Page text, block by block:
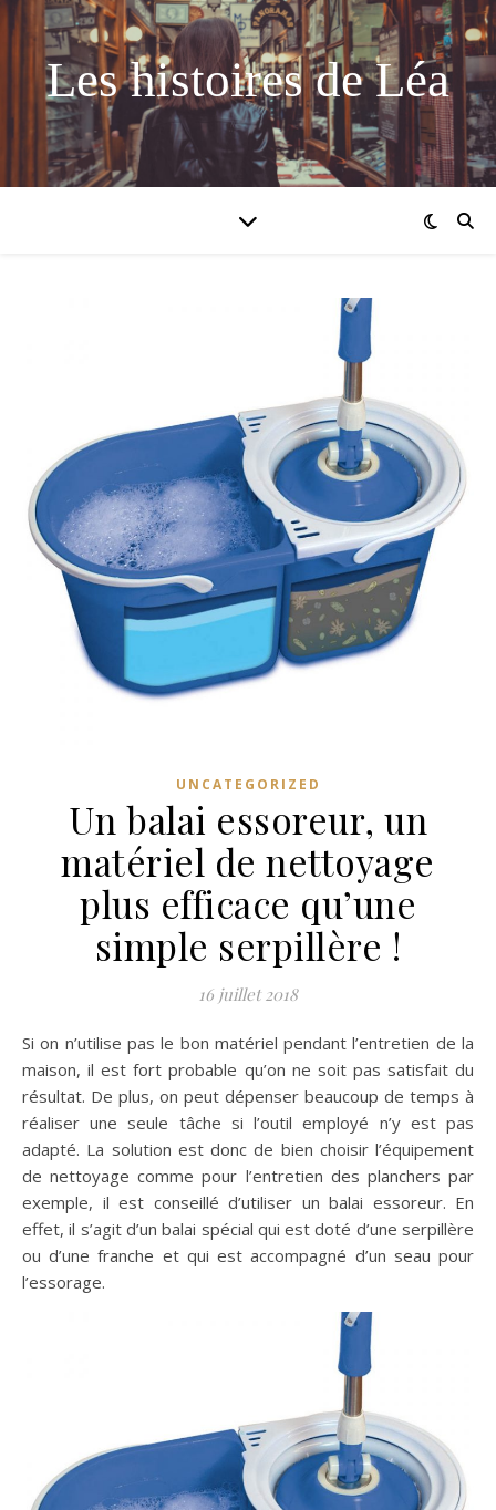
Les histoires de Léa
UNCATEGORIZED
Un balai essoreur, un
matériel de nettoyage
plus efficace qu’une
simple serpillère !
16 juillet 2018
Si on n’utilise pas le bon matériel pendant l’entretien de la
maison, il est fort probable qu’on ne soit pas satisfait du
résultat. De plus, on peut dépenser beaucoup de temps à
réaliser une seule tâche si l’outil employé n’y est pas
adapté. La solution est donc de bien choisir l’équipement
de nettoyage comme pour l’entretien des planchers par
exemple, il est conseillé d’utiliser un balai essoreur. En
effet, il s’agit d’un balai spécial qui est doté d’une serpillère
ou d’une franche et qui est accompagné d’un seau pour
l’essorage.